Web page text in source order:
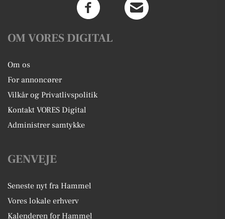
OM VORES DIGITAL
Om os
For annoncører
Vilkår og Privatlivspolitik
Kontakt VORES Digital
Administrer samtykke
GENVEJE
Seneste nyt fra Hammel
Vores lokale erhverv
Kalenderen for Hammel